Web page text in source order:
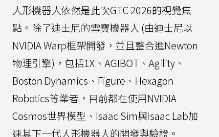
人形機器人依然是此次GTC 2026的視覺焦
點。除了迪士尼的雪寶機器人 (由迪士尼以
NVIDIA Warp框架開發，並且整合進Newton
物理引擎)，包括1X、AGIBOT、Agility、
Boston Dynamics、Figure、Hexagon
Robotics等業者，目前都在使用NVIDIA
Cosmos世界模型、Isaac Sim與Isaac Lab加
速其下一代人形機器人的開發與驗證。